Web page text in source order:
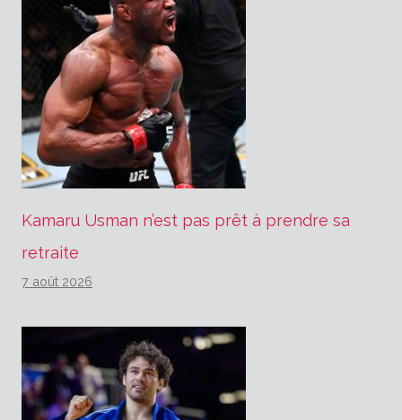
Kamaru Usman n’est pas prêt à prendre sa
retraite
7 août 2026